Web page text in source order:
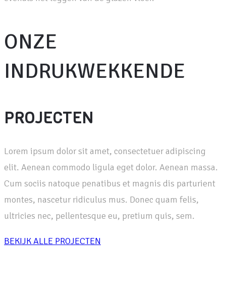
ONZE
INDRUKWEKKENDE
PROJECTEN
Lorem ipsum dolor sit amet, consectetuer adipiscing
elit. Aenean commodo ligula eget dolor. Aenean massa.
Cum sociis natoque penatibus et magnis dis parturient
montes, nascetur ridiculus mus. Donec quam felis,
ultricies nec, pellentesque eu, pretium quis, sem.
BEKIJK ALLE PROJECTEN